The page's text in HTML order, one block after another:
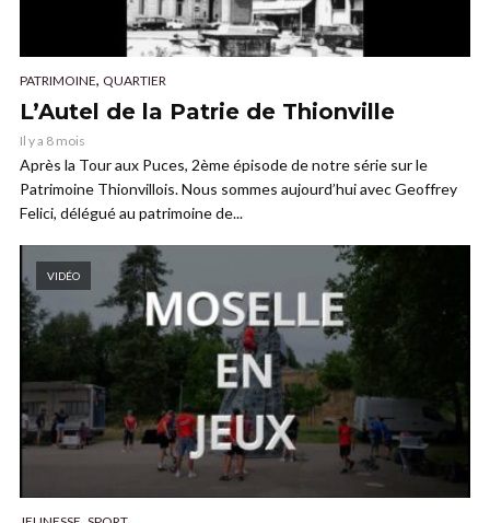
PATRIMOINE, QUARTIER
L’Autel de la Patrie de Thionville
Il y a 8 mois
Après la Tour aux Puces, 2ème épisode de notre série sur le
Patrimoine Thionvillois. Nous sommes aujourd’hui avec Geoffrey
Felici, délégué au patrimoine de...
VIDÉO